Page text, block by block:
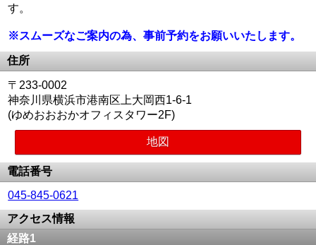
す。
※スムーズなご案内の為、事前予約をお願いいたします。
住所
〒233-0002
神奈川県横浜市港南区上大岡西1-6-1
(ゆめおおおかオフィスタワー2F)
地図
電話番号
045-845-0621
アクセス情報
経路1